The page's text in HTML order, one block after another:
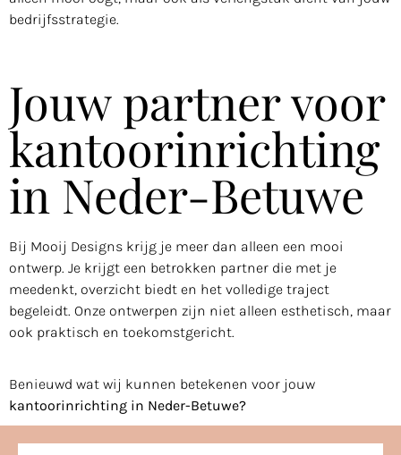
bedrijfsstrategie.
Jouw partner voor
kantoorinrichting
in Neder-Betuwe
Bij Mooij Designs krijg je meer dan alleen een mooi
ontwerp. Je krijgt een betrokken partner die met je
meedenkt, overzicht biedt en het volledige traject
begeleidt. Onze ontwerpen zijn niet alleen esthetisch, maar
ook praktisch en toekomstgericht.
Benieuwd wat wij kunnen betekenen voor jouw
kantoorinrichting in Neder-Betuwe?